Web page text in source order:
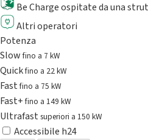
Be Charge ospitate da una
Altri operatori
Potenza
Slowfino a 7 kW
Quickfino a 22 kW
Fastfino a 75 kW
Fast+fino a 149 kW
Ultrafast superiori a 150 kW
Accessibile h24